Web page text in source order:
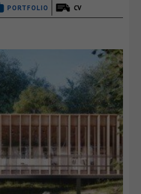
PORTFOLIO CV